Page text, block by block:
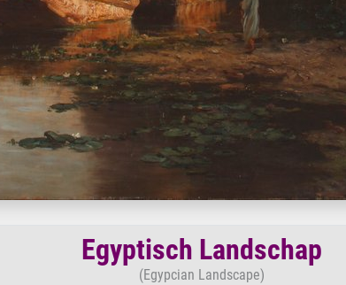
Egyptisch Landschap
(Egypcian Landscape)